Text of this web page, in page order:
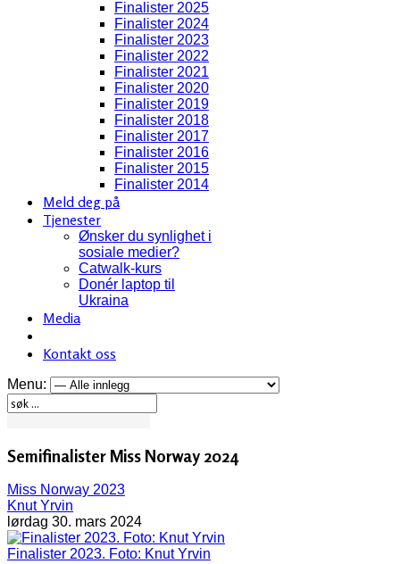
Finalister 2025
Finalister 2024
Finalister 2023
Finalister 2022
Finalister 2021
Finalister 2020
Finalister 2019
Finalister 2018
Finalister 2017
Finalister 2016
Finalister 2015
Finalister 2014
Meld deg på
Tjenester
Ønsker du synlighet i
sosiale medier?
Catwalk-kurs
Donér laptop til
Ukraina
Media
Kontakt oss
Menu:
Semifinalister Miss Norway 2024
Miss Norway 2023
Knut Yrvin
lørdag 30. mars 2024
Finalister 2023. Foto: Knut Yrvin